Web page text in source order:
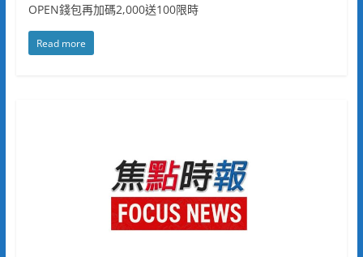
OPEN錢包再加碼2,000送100限時
Read more